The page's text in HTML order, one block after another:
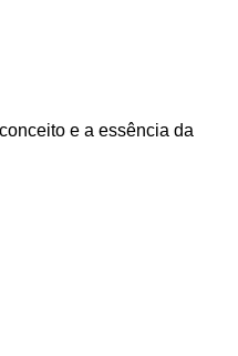
e a essência da